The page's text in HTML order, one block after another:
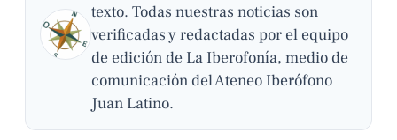
texto. Todas nuestras noticias son
verificadas y redactadas por el equipo
de edición de La Iberofonía, medio de
comunicación del Ateneo Iberófono
Juan Latino.